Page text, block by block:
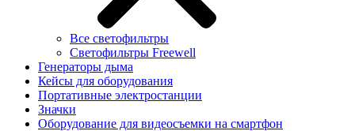
Все светофильтры
Светофильтры Freewell
Генераторы дыма
Кейсы для оборудования
Портативные электростанции
Значки
Оборудование для видеосъемки на смартфон